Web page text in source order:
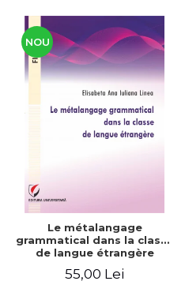
The state-citizen dialogue
in national and European
context
NOU
Le métalangage
grammatical dans la classe
de langue étrangère
55,00 Lei